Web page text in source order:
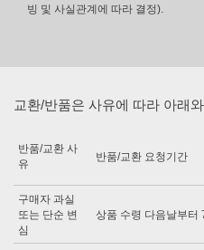
빙 및 사실관계에 따라 결정).
교환/반품은 사유에 따라 아래
반품/교환 사
유
반품/교환 요청기간
구매자 과실
또는 단순 변
심
상품 수령 다음날부터